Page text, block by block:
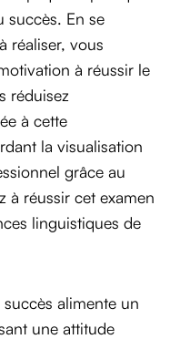
succès. En se
réaliser, vous
à réussir le
réduisez
à cette
la visualisation
grâce au
à réussir cet examen
linguistiques de
alimente un
une attitude